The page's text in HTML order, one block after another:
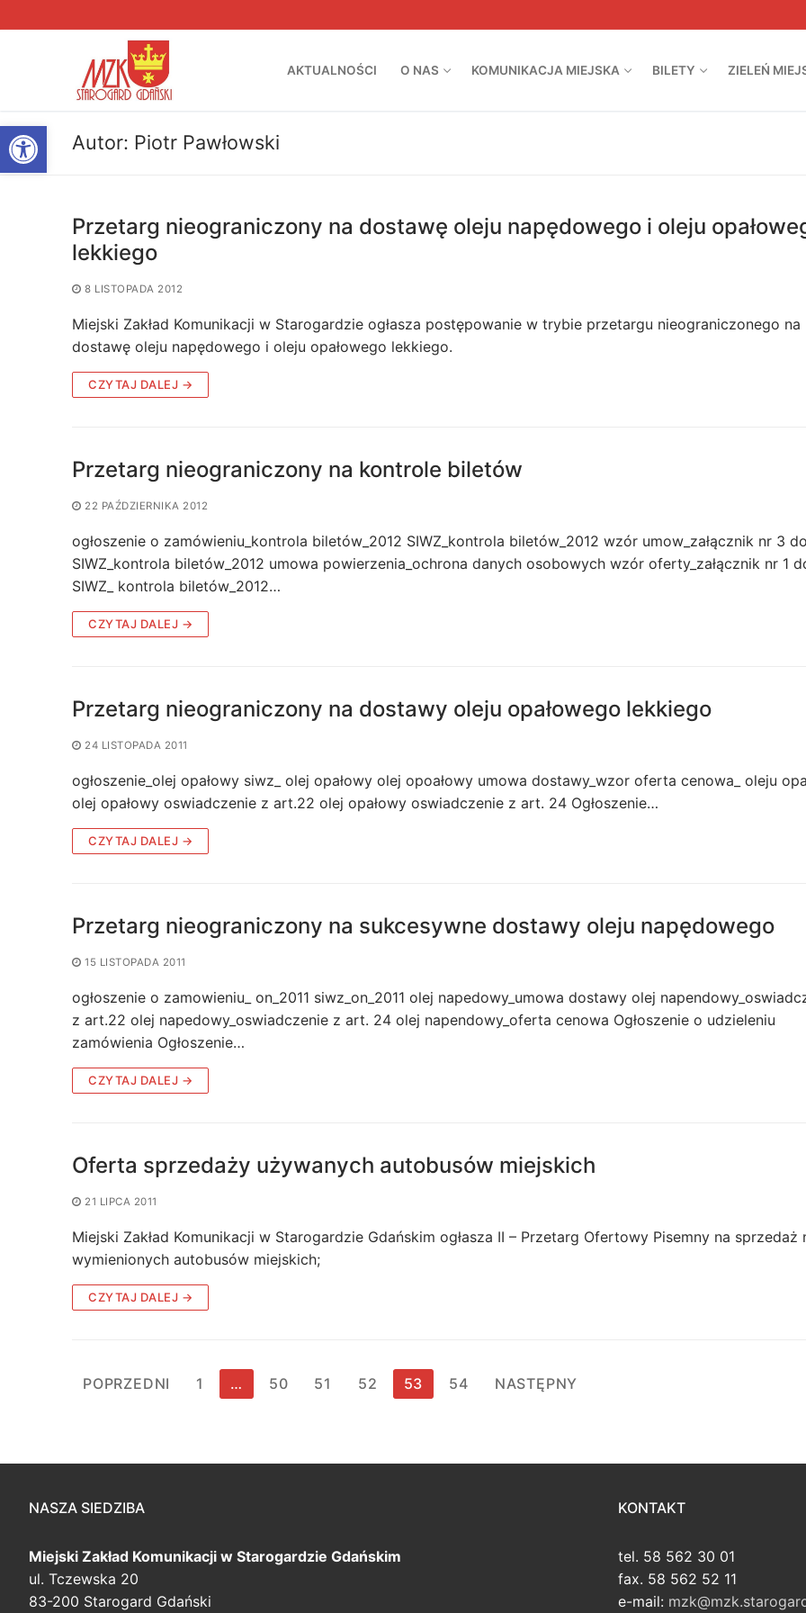
Otwórz pasek narzędzi
do
AKTUALNOŚCI O NAS KOMUNIKACJA MIEJSKA BILETY ZIELEŃ
Autor: Piotr Pawłowski
Przetarg nieograniczony na dostawę oleju napędowego i oleju
lekkiego
8 LISTOPADA 2012
Miejski Zakład Komunikacji w Starogardzie ogłasza postępowanie w trybie przetargu nieograniczonego na
dostawę oleju napędowego i oleju opałowego lekkiego.
CZYTAJ DALEJ →
Przetarg nieograniczony na kontrole biletów
22 PAŹDZIERNIKA 2012
ogłoszenie o zamówieniu_kontrola biletów_2012 SIWZ_kontrola biletów_2012 wzór umow_załącznik nr 3 do
SIWZ_kontrola biletów_2012 umowa powierzenia_ochrona danych osobowych wzór oferty_załącznik nr 1
SIWZ_ kontrola biletów_2012…
CZYTAJ DALEJ →
Przetarg nieograniczony na dostawy oleju opałowego lekkiego
24 LISTOPADA 2011
ogłoszenie_olej opałowy siwz_ olej opałowy olej opoałowy umowa dostawy_wzor oferta cenowa_ oleju
olej opałowy oswiadczenie z art.22 olej opałowy oswiadczenie z art. 24 Ogłoszenie…
CZYTAJ DALEJ →
Przetarg nieograniczony na sukcesywne dostawy oleju napędowego
15 LISTOPADA 2011
ogłoszenie o zamowieniu_ on_2011 siwz_on_2011 olej napedowy_umowa dostawy olej
z art.22 olej napedowy_oswiadczenie z art. 24 olej napendowy_oferta cenowa Ogłoszenie o udzieleniu
zamówienia Ogłoszenie…
CZYTAJ DALEJ →
Oferta sprzedaży używanych autobusów miejskich
21 LIPCA 2011
Miejski Zakład Komunikacji w Starogardzie Gdańskim ogłasza II – Przetarg Ofertowy Pisemny na sprzedaż
wymienionych autobusów miejskich;
CZYTAJ DALEJ →
Stronicowanie
POPRZEDNI 1 … 50 51 52 53 54 NASTĘPNY
NASZA SIEDZIBA
Miejski Zakład Komunikacji w Starogardzie Gdańskim
ul. Tczewska 20
83-200 Starogard Gdański
KONTAKT
tel. 58 562 30 01
fax. 58 562 52 11
e-mail: